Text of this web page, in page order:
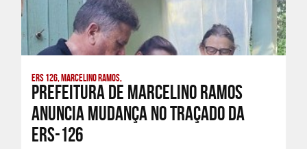
ERS 126, Marcelino Ramos,
Prefeitura de Marcelino Ramos
anuncia mudança no traçado da
ERS-126